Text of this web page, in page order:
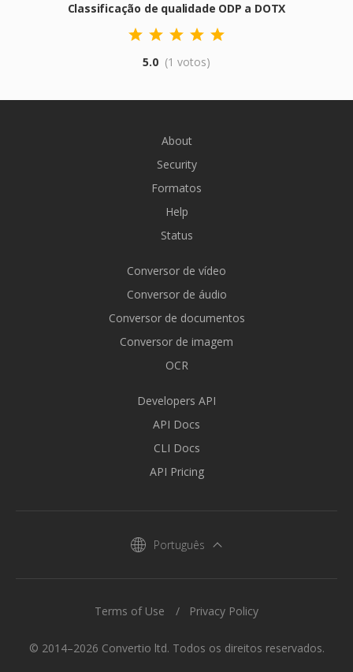
Classificação de qualidade ODP a DOTX
5.0 (1 votos)
About
Security
Formatos
Help
Status
Conversor de vídeo
Conversor de áudio
Conversor de documentos
Conversor de imagem
OCR
Developers API
API Docs
CLI Docs
API Pricing
Português
© 2014–2026 Convertio ltd. Todos os direitos reservados.
Terms of Use Privacy Policy